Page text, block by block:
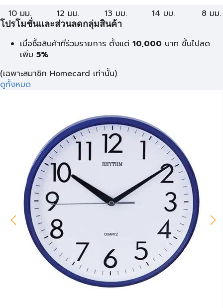
10 มม. 12 มม. 13 มม. 14 มม. 8 มม.
โปรโมชั่นและส่วนลดกลุ่มสินค้า
เมื่อซื้อสินค้าที่ร่วมรายการ ตั้งแต่ 10,000 บาท ขึ้นไปลด
เพิ่ม 5%
(เฉพาะสมาชิก Homecard เท่านั้น)
ดูทั้งหมด